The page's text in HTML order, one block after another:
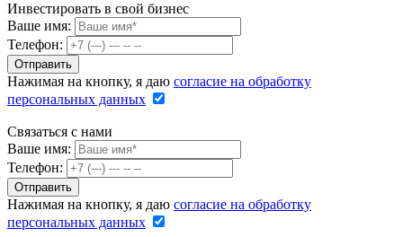
Инвестировать в свой бизнес
Ваше имя:
Телефон:
Нажимая на кнопку, я даю согласие на обработку
персональных данных
Связаться с нами
Ваше имя:
Телефон:
Нажимая на кнопку, я даю согласие на обработку
персональных данных